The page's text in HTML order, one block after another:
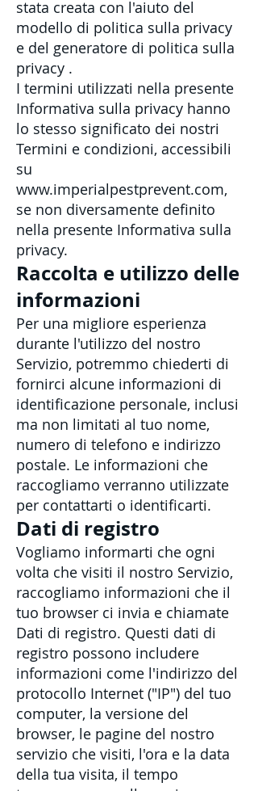
stata creata con l'aiuto del
modello di politica sulla privacy
e del generatore di politica sulla
privacy .
I termini utilizzati nella presente
Informativa sulla privacy hanno
lo stesso significato dei nostri
Termini e condizioni, accessibili
su
www.imperialpestprevent.com,
se non diversamente definito
nella presente Informativa sulla
privacy.
Raccolta e utilizzo delle
informazioni
Per una migliore esperienza
durante l'utilizzo del nostro
Servizio, potremmo chiederti di
fornirci alcune informazioni di
identificazione personale, inclusi
ma non limitati al tuo nome,
numero di telefono e indirizzo
postale. Le informazioni che
raccogliamo verranno utilizzate
per contattarti o identificarti.
Dati di registro
Vogliamo informarti che ogni
volta che visiti il ​​nostro Servizio,
raccogliamo informazioni che il
tuo browser ci invia e chiamate
Dati di registro. Questi dati di
registro possono includere
informazioni come l'indirizzo del
protocollo Internet ("IP") del tuo
computer, la versione del
browser, le pagine del nostro
servizio che visiti, l'ora e la data
della tua visita, il tempo